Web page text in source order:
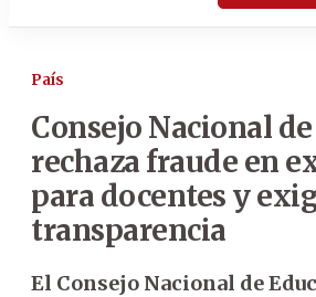
País
Consejo Nacional
rechaza fraude en
para docentes y
transparencia
El Consejo Nacional de